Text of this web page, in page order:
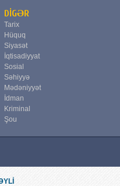
DİGƏR
Tarix
Hüquq
Siyasət
İqtisadiyyat
Sosial
Səhiyyə
Mədəniyyət
İdman
Kriminal
Şou